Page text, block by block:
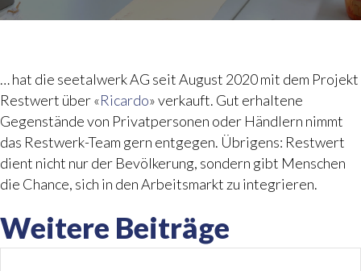
… hat die seetalwerk AG seit August 2020 mit dem Projekt
Restwert über «Ricardo» verkauft. Gut erhaltene
Gegenstände von Privatpersonen oder Händlern nimmt
das Restwerk-Team gern entgegen. Übrigens: Restwert
dient nicht nur der Bevölkerung, sondern gibt Menschen
die Chance, sich in den Arbeitsmarkt zu integrieren.
Weitere Beiträge